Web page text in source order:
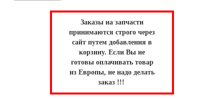
Заказы на запчасти
принимаются строго через
сайт путем добавления в
корзину. Если Вы не
готовы оплачивать товар
из Европы, не надо делать
заказ !!!